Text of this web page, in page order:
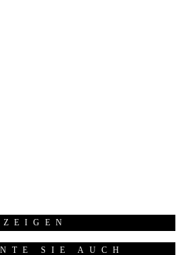
SIE AUCH